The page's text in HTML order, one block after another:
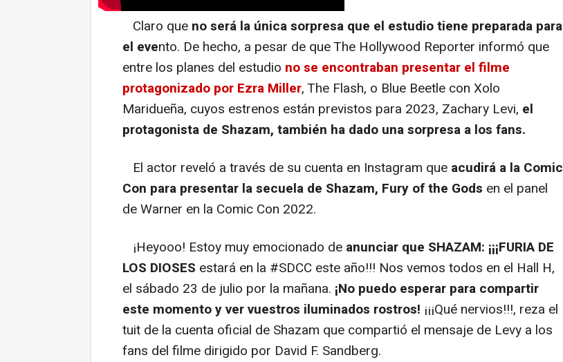
Claro que no será la única sorpresa que el estudio tiene preparada para
el evento. De hecho, a pesar de que The Hollywood Reporter informó que
entre los planes del estudio no se encontraban presentar el filme
protagonizado por Ezra Miller, The Flash, o Blue Beetle con Xolo
Maridueña, cuyos estrenos están previstos para 2023, Zachary Levi, el
protagonista de Shazam, también ha dado una sorpresa a los fans.
El actor reveló a través de su cuenta en Instagram que acudirá a la Comic
Con para presentar la secuela de Shazam, Fury of the Gods en el panel
de Warner en la Comic Con 2022.
¡Heyooo! Estoy muy emocionado de anunciar que SHAZAM: ¡¡¡FURIA DE
LOS DIOSES estará en la #SDCC este año!!! Nos vemos todos en el Hall H,
el sábado 23 de julio por la mañana. ¡No puedo esperar para compartir
este momento y ver vuestros iluminados rostros! ¡¡¡Qué nervios!!!, reza el
tuit de la cuenta oficial de Shazam que compartió el mensaje de Levy a los
fans del filme dirigido por David F. Sandberg.